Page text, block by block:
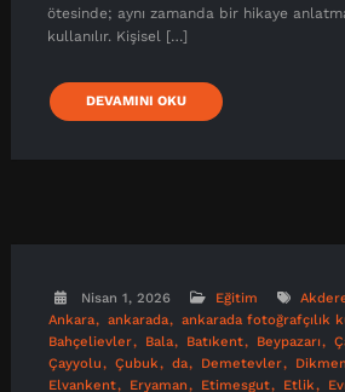
ötesinde; aynı zamanda bir hikaye
kullanılır. Kişisel […]
DEVAMINI OKU
Nisan 1, 2026 Eğitim
Ankara
ankarada ankarada fotoğrafçılık
Bahçelievler
Bala Batıkent Beypazarı
Çayyolu
Çubuk da Demetevler Dikmen
Elvankent
Eryaman Etimesgut Etlik